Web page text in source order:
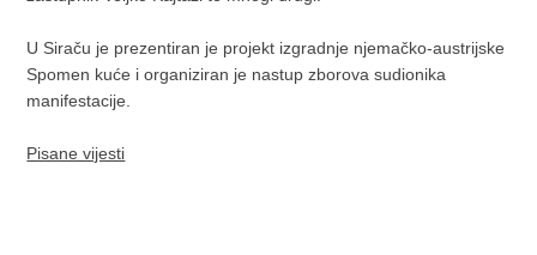
U Siraču je prezentiran je projekt izgradnje njemačko-austrijske
Spomen kuće i organiziran je nastup zborova sudionika
manifestacije.
Pisane vijesti